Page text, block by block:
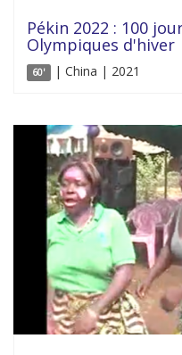
Pékin 2022 : 100
Olympiques d'hiver
60' | China | 2021